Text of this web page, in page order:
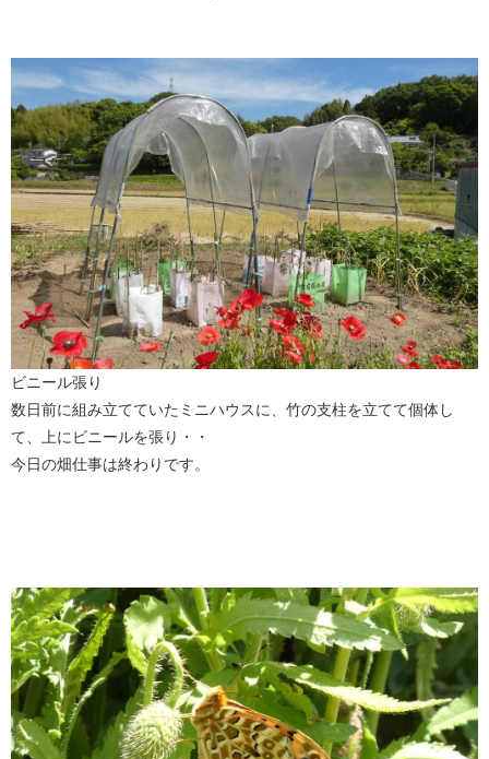
ビニール張り
数日前に組み立てていたミニハウスに、竹の支柱を立てて個体し
て、上にビニールを張り・・
今日の畑仕事は終わりです。